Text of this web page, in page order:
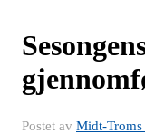
Postet av Midt-